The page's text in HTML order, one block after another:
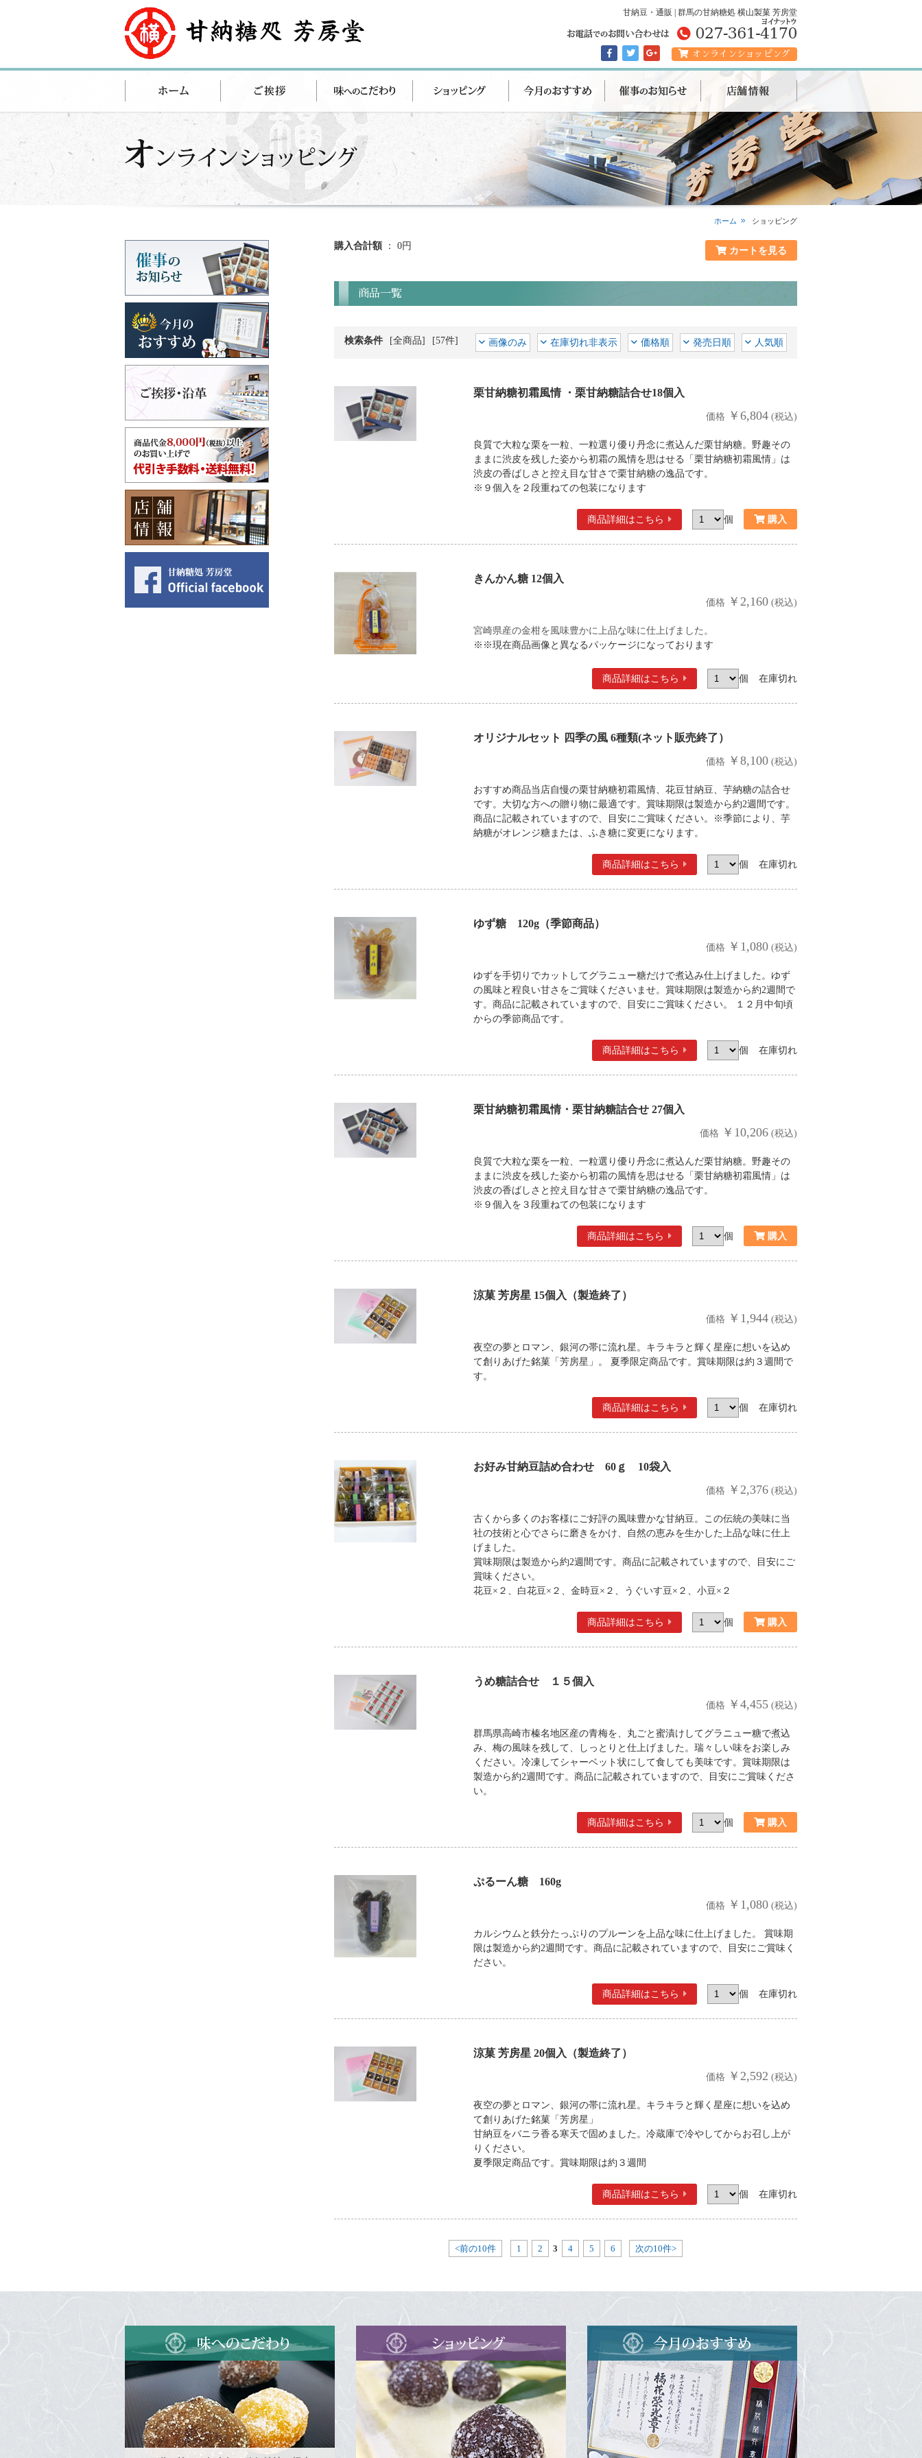
甘納豆・通販 | 群馬の甘納糖処 横山製菓 芳房堂
オンラインショッピング
ホーム ショッピング
購入合計額 ： 0円
商品一覧
検索条件 [全商品] [57件] 画像のみ 在庫切れ非表示 価格順 発売日順 人気順
栗甘納糖初霜風情 ・栗甘納糖詰合せ18個入
価格 ￥6,804 (税込)
良質で大粒な栗を一粒、一粒選り優り丹念に煮込んだ栗甘納糖。野趣その
ままに渋皮を残した姿から初霜の風情を思はせる「栗甘納糖初霜風情」は
渋皮の香ばしさと控え目な甘さで栗甘納糖の逸品です。
※９個入を２段重ねての包装になります
商品詳細 はこちら 個
きんかん糖 12個入
価格 ￥2,160 (税込)
宮崎県産の金柑を風味豊かに上品な味に仕上げました。
※※現在商品画像と異なるパッケージになっております
商品詳細 はこちら 個 在庫切れ
オリジナルセット 四季の風 6種類(ネット販売終了）
価格 ￥8,100 (税込)
おすすめ商品当店自慢の栗甘納糖初霜風情、花豆甘納豆、芋納糖の詰合せ
です。大切な方への贈り物に最適です。賞味期限は製造から約2週間です。
商品に記載されていますので、目安にご賞味ください。※季節により、芋
納糖がオレンジ糖または、ふき糖に変更になります。
商品詳細 はこちら 個 在庫切れ
ゆず糖 120g（季節商品）
価格 ￥1,080 (税込)
ゆずを手切りでカットしてグラニュー糖だけで煮込み仕上げました。ゆず
の風味と程良い甘さをご賞味くださいませ。賞味期限は製造から約2週間で
す。商品に記載されていますので、目安にご賞味ください。 １２月中旬頃
からの季節商品です。
商品詳細 はこちら 個 在庫切れ
栗甘納糖初霜風情・栗甘納糖詰合せ 27個入
価格 ￥10,206 (税込)
良質で大粒な栗を一粒、一粒選り優り丹念に煮込んだ栗甘納糖。野趣その
ままに渋皮を残した姿から初霜の風情を思はせる「栗甘納糖初霜風情」は
渋皮の香ばしさと控え目な甘さで栗甘納糖の逸品です。
※９個入を３段重ねての包装になります
商品詳細 はこちら 個
涼菓 芳房星 15個入（製造終了）
価格 ￥1,944 (税込)
夜空の夢とロマン、銀河の帯に流れ星。キラキラと輝く星座に想いを込め
て創りあげた銘菓「芳房星」。 夏季限定商品です。賞味期限は約３週間で
す。
商品詳細 はこちら 個 在庫切れ
お好み甘納豆詰め合わせ 60ｇ 10袋入
価格 ￥2,376 (税込)
古くから多くのお客様にご好評の風味豊かな甘納豆。この伝統の美味に当
社の技術と心でさらに磨きをかけ、自然の恵みを生かした上品な味に仕上
げました。
賞味期限は製造から約2週間です。商品に記載されていますので、目安にご
賞味ください。
花豆×２、白花豆×２、金時豆×２、うぐいす豆×２、小豆×２
商品詳細 はこちら 個
うめ糖詰合せ １５個入
価格 ￥4,455 (税込)
群馬県高崎市榛名地区産の青梅を、丸ごと蜜漬けしてグラニュー糖で煮込
み、梅の風味を残して、しっとりと仕上げました。瑞々しい味をお楽しみ
ください。冷凍してシャーベット状にして食しても美味です。賞味期限は
製造から約2週間です。商品に記載されていますので、目安にご賞味くださ
い。
商品詳細 はこちら 個
ぷるーん糖 160g
価格 ￥1,080 (税込)
カルシウムと鉄分たっぷりのプルーンを上品な味に仕上げました。 賞味期
限は製造から約2週間です。商品に記載されていますので、目安にご賞味く
ださい。
商品詳細 はこちら 個 在庫切れ
涼菓 芳房星 20個入（製造終了）
価格 ￥2,592 (税込)
夜空の夢とロマン、銀河の帯に流れ星。キラキラと輝く星座に想いを込め
て創りあげた銘菓「芳房星」
甘納豆をバニラ香る寒天で固めました。冷蔵庫で冷やしてからお召し上が
りください。
夏季限定商品です。賞味期限は約３週間
商品詳細 はこちら 個 在庫切れ
<前の10件 1 2 3 4 5 6 次の10件>